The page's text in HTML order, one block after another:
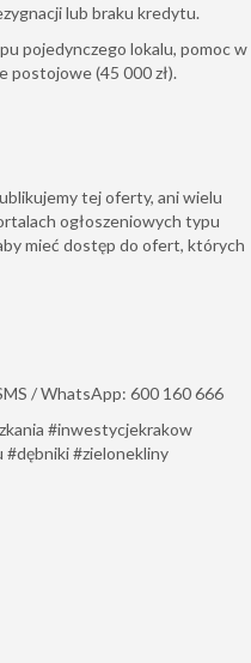
lub braku kredytu.
pojedynczego lokalu, pomoc w
postojowe (45 000 zł).
tej oferty, ani wielu
ogłoszeniowych typu
mieć dostęp do ofert, których
/ WhatsApp: 600 160 666
#inwestycjekrakow
#dębniki #zielonekliny